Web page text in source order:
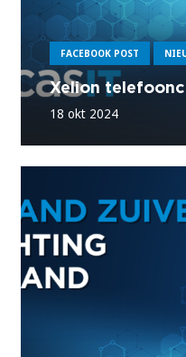
FACEBOOK POST
Xelion
18 okt 2024